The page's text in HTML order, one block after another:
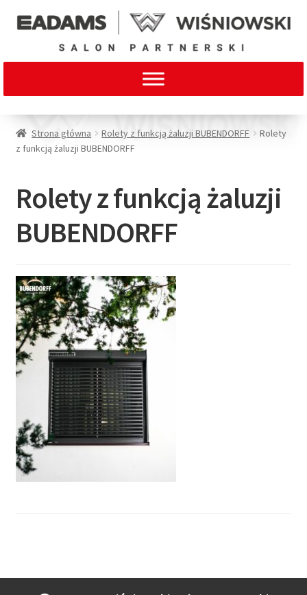
Strona główna Rolety z funkcją żaluzji BUBENDORFF
Rolety
z funkcją żaluzji BUBENDORFF
Rolety z funkcją żaluzji
BUBENDORFF